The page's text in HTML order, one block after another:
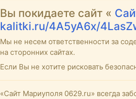
Вы покидаете сайт «
kalitki.ru/4A5yA6x/
Мы не несем ответственности за
на сторонних сайтах.
Если Вы не хотите рисковать
«Сайт Мариуполя 0629.ru» всегда